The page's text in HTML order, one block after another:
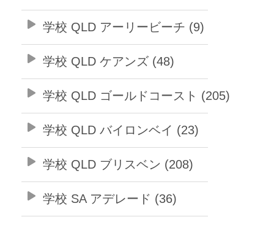
学校 QLD アーリービーチ (9)
学校 QLD ケアンズ (48)
学校 QLD ゴールドコースト (205)
学校 QLD バイロンベイ (23)
学校 QLD ブリスベン (208)
学校 SA アデレード (36)